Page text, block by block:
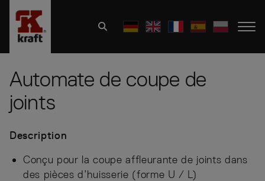
Automate de coupe de
joints
Description
Conçu pour la coupe affleurante de joints dans
des pièces d’huisserie (forme U / L)